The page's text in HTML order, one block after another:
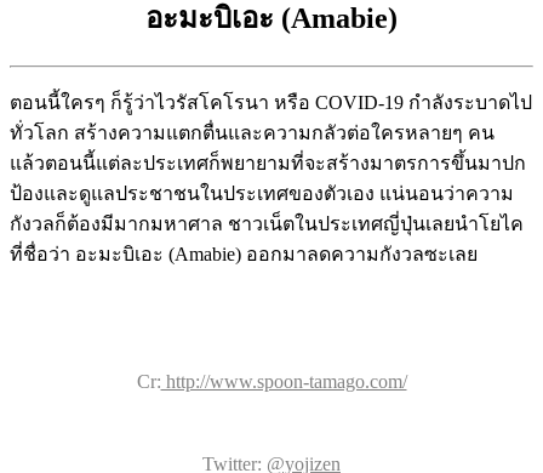
อะมะบิเอะ (Amabie)
ตอนนี้ใครๆ ก็รู้ว่าไวรัสโคโรนา หรือ COVID-19 กำลังระบาดไป
ทั่วโลก สร้างความแตกตื่นและความกลัวต่อใครหลายๆ คน
แล้วตอนนี้แต่ละประเทศก็พยายามที่จะสร้างมาตรการขึ้นมาปก
ป้องและดูแลประชาชนในประเทศของตัวเอง แน่นอนว่าความ
กังวลก็ต้องมีมากมหาศาล ชาวเน็ตในประเทศญี่ปุ่นเลยนำโยไค
ที่ชื่อว่า อะมะบิเอะ (Amabie) ออกมาลดความกังวลซะเลย
Cr: http://www.spoon-tamago.com/
Twitter: @yojizen